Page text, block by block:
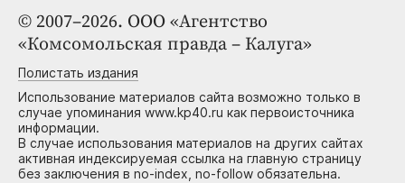
© 2007–2026. ООО «Агентство
«Комсомольская правда – Калуга»
Полистать издания
Использование материалов сайта возможно только в
случае упоминания www.kp40.ru как первоисточника
информации.
В случае использования материалов на других сайтах
активная индексируемая ссылка на главную страницу
без заключения в no-index, no-follow обязательна.